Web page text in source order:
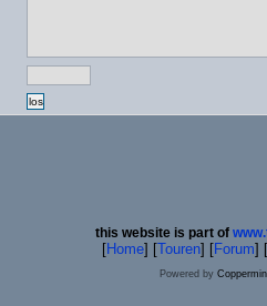
los
this website is part of
[Home] [Touren] [Forum]
Powered by